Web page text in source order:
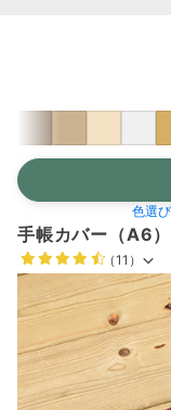
手帳カバー（A6）
（11）
色選